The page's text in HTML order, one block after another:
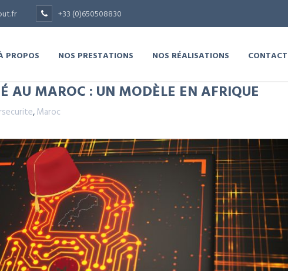
+33 (0)650508830
PROPOS NOS PRESTATIONS NOS RÉALISATIONS CONTACT
AU MAROC : UN MODÈLE EN AFRIQUE
,Maroc